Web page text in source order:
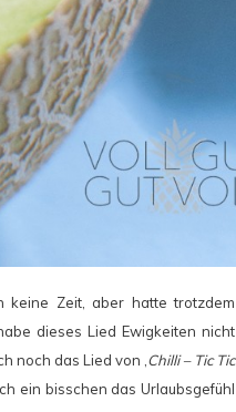
keine Zeit, aber hatte trotzdem
dieses Lied Ewigkeiten nicht
noch das Lied von ‚Chilli – Tic Tic
ein bisschen das Urlaubsgefühl